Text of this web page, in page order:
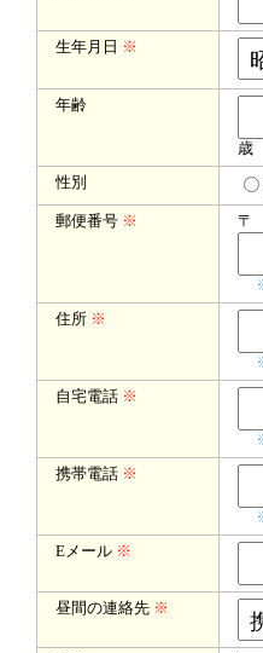
生年月日 ※
年齢
歳
性別
郵便番号 ※ 〒
住所 ※
自宅電話 ※
携帯電話 ※
Eメール ※
昼間の連絡先 ※